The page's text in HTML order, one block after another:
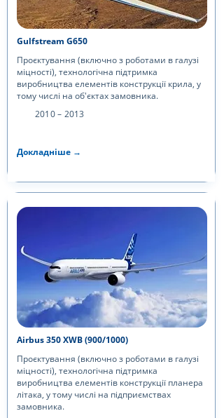
Gulfstream G650
Проєктування (включно з роботами в галузі
міцності), технологічна підтримка
виробництва елементів конструкції крила, у
тому числі на об'єктах замовника.
2010 – 2013
Докладніше →
Airbus 350 XWB (900/1000)
Проєктування (включно з роботами в галузі
міцності), технологічна підтримка
виробництва елементів конструкції планера
літака, у тому числі на підприємствах
замовника.